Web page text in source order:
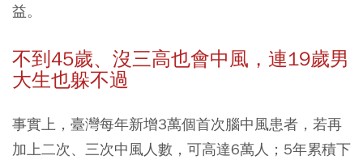
益。
不到45歲、沒三高也會中風，連19歲男
大生也躲不過
事實上，臺灣每年新增3萬個首次腦中風患者，若再
加上二次、三次中風人數，可高達6萬人；5年累積下